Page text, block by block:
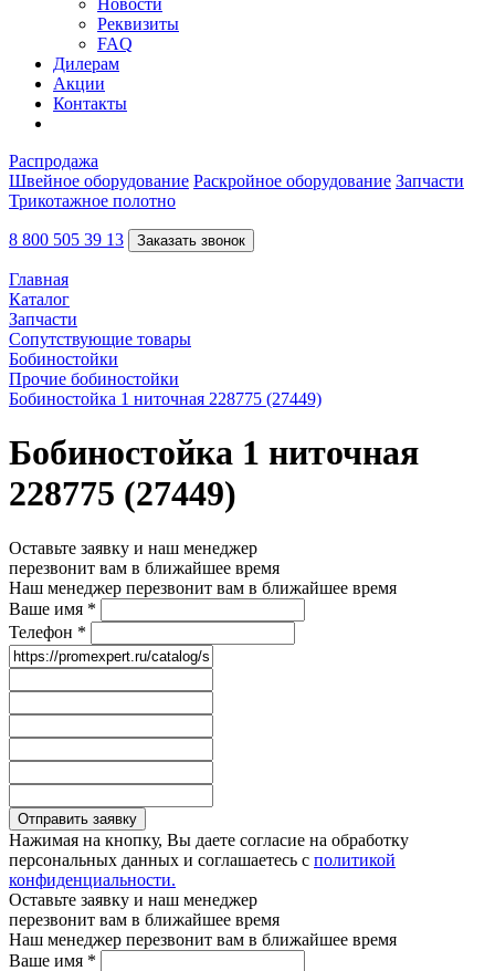
Новости
Реквизиты
FAQ
Дилерам
Акции
Контакты
Распродажа
Швейное оборудование Раскройное оборудование Запчасти
Трикотажное полотно
8 800 505 39 13 Заказать звонок
Главная
Каталог
Запчасти
Сопутствующие товары
Бобиностойки
Прочие бобиностойки
Бобиностойка 1 ниточная 228775 (27449)
Бобиностойка 1 ниточная
228775 (27449)
Оставьте заявку и наш менеджер
перезвонит вам в ближайшее время
Наш менеджер перезвонит вам в ближайшее время
Ваше имя *
Телефон *
Отправить заявку
Нажимая на кнопку, Вы даете согласие на обработку
персональных данных и соглашаетесь с политикой
конфиденциальности.
Оставьте заявку и наш менеджер
перезвонит вам в ближайшее время
Наш менеджер перезвонит вам в ближайшее время
Ваше имя *